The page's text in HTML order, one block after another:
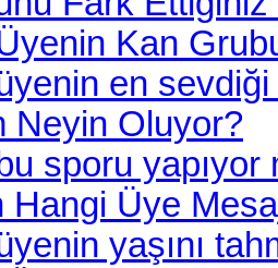
Kan
en sevdiği
Neyin Oluyor?
sporu yapıyor
Üye
yaşını